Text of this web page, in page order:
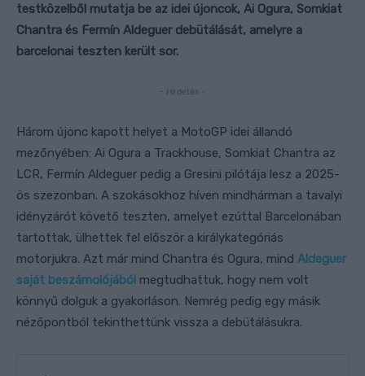
testközelből mutatja be az idei újoncok, Ai Ogura, Somkiat
Chantra és Fermín Aldeguer debütálását, amelyre a
barcelonai teszten került sor.
- Hirdetés -
Három újonc kapott helyet a MotoGP idei állandó
mezőnyében: Ai Ogura a Trackhouse, Somkiat Chantra az
LCR, Fermín Aldeguer pedig a Gresini pilótája lesz a 2025-
ös szezonban. A szokásokhoz híven mindhárman a tavalyi
idényzárót követő teszten, amelyet ezúttal Barcelonában
tartottak, ülhettek fel először a királykategóriás
motorjukra. Azt már mind Chantra és Ogura, mind Aldeguer
saját beszámolójából megtudhattuk, hogy nem volt
könnyű dolguk a gyakorláson. Nemrég pedig egy másik
nézőpontból tekinthettünk vissza a debütálásukra.